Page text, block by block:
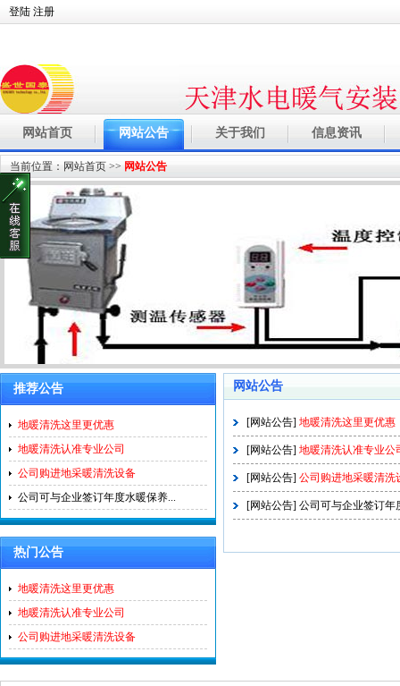
登陆 注册
网站首页 网站公告 关于我们 信息资讯
当前位置： 网站首页 >> 网站公告
推荐公告
地暖清洗这里更优惠
地暖清洗认准专业公司
公司购进地采暖清洗设备
公司可与企业签订年度水暖保养...
热门公告
地暖清洗这里更优惠
地暖清洗认准专业公司
公司购进地采暖清洗设备
网站公告
[网站公告] 地暖清洗这里更优惠
[网站公告] 地暖清洗认准专业公
[网站公告] 公司购进地采暖清洗
[网站公告] 公司可与企业签订年